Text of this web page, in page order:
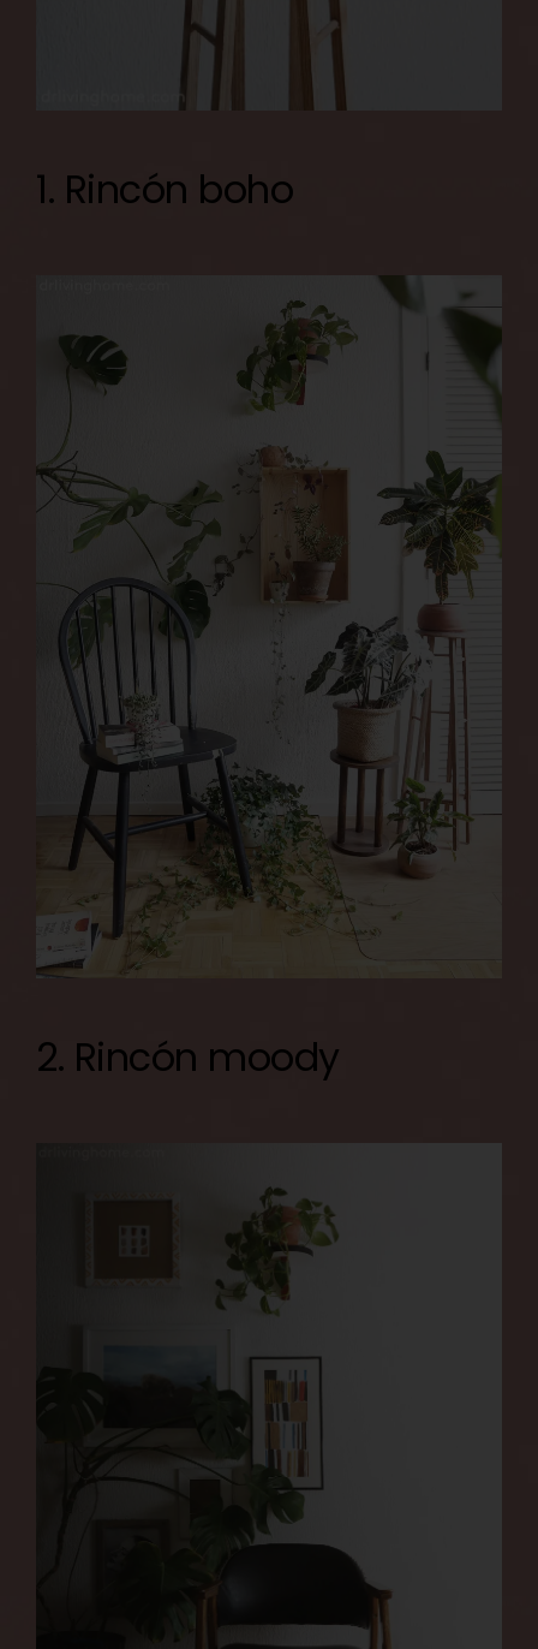
1. Rincón boho
2. Rincón moody